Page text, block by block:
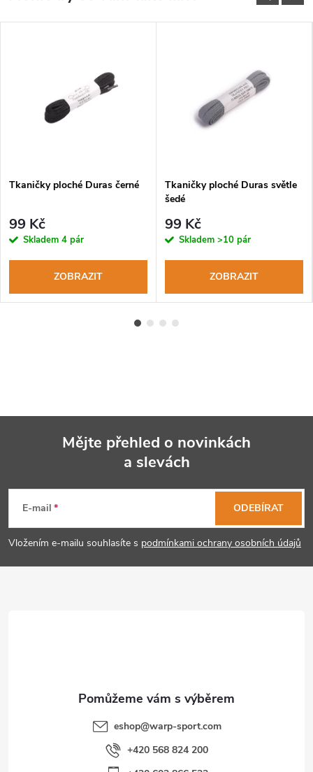
Tkaničky ploché Duras černé
99 Kč
Skladem 4 pár
ZOBRAZIT
Tkaničky ploché Duras světle
šedé
99 Kč
Skladem >10 pár
ZOBRAZIT
p
Mějte přehled o novinkách
a slevách
E-mail
Vložením e-mailu souhlasíte s podmínkami ochrany osobních údajů
ODEBÍRAT
eshop@warp-sport.com
+420 568 824 200